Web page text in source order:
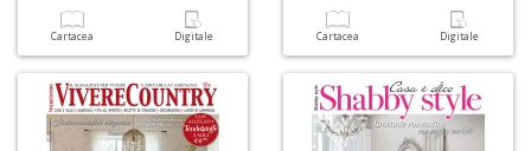
Cartacea Digitale Cartacea Digitale